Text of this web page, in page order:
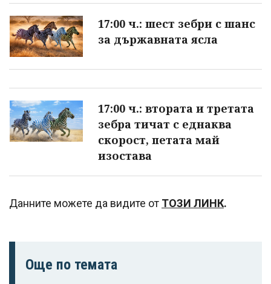
17:00 ч.: шест зебри с шанс
за държавната ясла
17:00 ч.: втората и третата
зебра тичат с еднаква
скорост, петата май
изостава
Данните можете да видите от ТОЗИ ЛИНК.
Още по темата